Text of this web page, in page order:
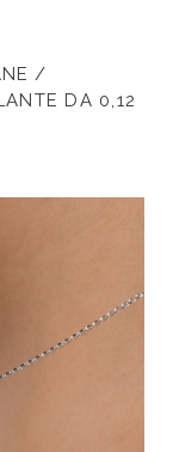
/
DA 0,12